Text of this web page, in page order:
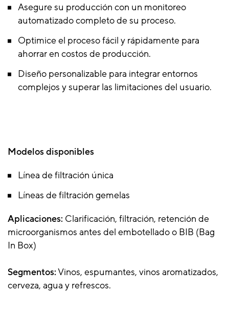
Asegure su producción con un monitoreo
automatizado completo de su proceso.
Optimice el proceso fácil y rápidamente para
ahorrar en costos de producción.
Diseño personalizable para integrar entornos
complejos y superar las limitaciones del usuario.
Modelos disponibles
Línea de filtración única
Líneas de filtración gemelas
Aplicaciones: Clarificación, filtración, retención de
microorganismos antes del embotellado o BIB (Bag
In Box)
Segmentos:Vinos, espumantes, vinos aromatizados,
cerveza, agua y refrescos.